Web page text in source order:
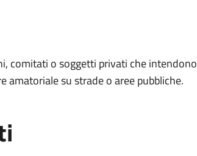
comitati o soggetti privati che intendono
amatoriale su strade o aree pubbliche.